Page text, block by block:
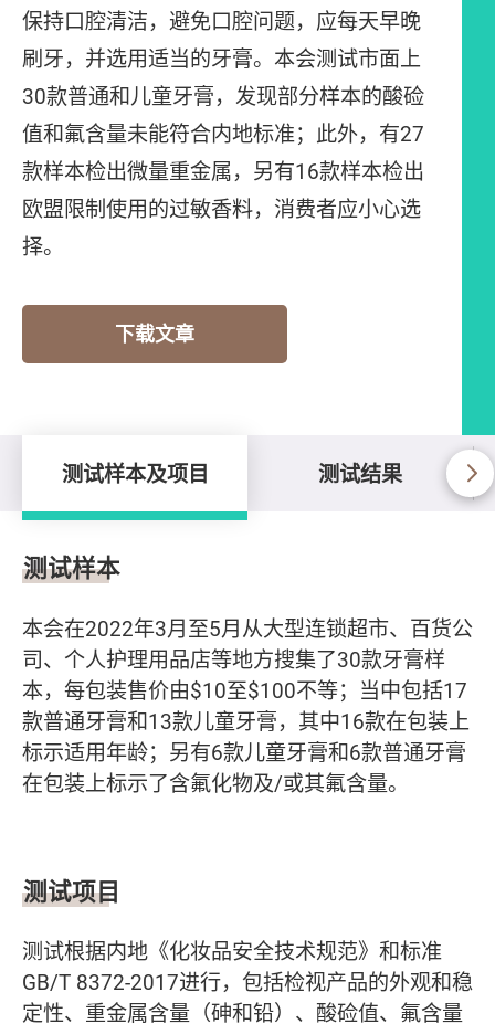
保持口腔清洁，避免口腔问题，应每天早晚
刷牙，并选用适当的牙膏。本会测试市面上
30款普通和儿童牙膏，发现部分样本的酸硷
值和氟含量未能符合内地标准；此外，有27
款样本检出微量重金属，另有16款样本检出
欧盟限制使用的过敏香料，消费者应小心选
择。
下载文章
测试样本及项目 测试结果
测试样本及项目
测试样本
本会在2022年3月至5月从大型连锁超市、百货公
司、个人护理用品店等地方搜集了30款牙膏样
本，每包装售价由$10至$100不等；当中包括17
款普通牙膏和13款儿童牙膏，其中16款在包装上
标示适用年龄；另有6款儿童牙膏和6款普通牙膏
在包装上标示了含氟化物及/或其氟含量。
测试项目
测试根据内地《化妆品安全技术规范》和标准
GB/T 8372-2017进行，包括检视产品的外观和稳
定性、重金属含量（砷和铅）、酸硷值、氟含量